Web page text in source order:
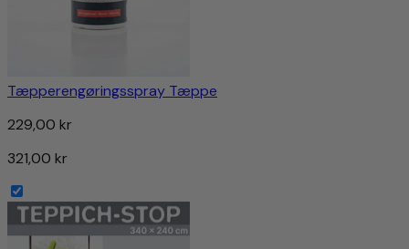
Tæpperengøringsspray Tæppe
229,00 kr
321,00 kr